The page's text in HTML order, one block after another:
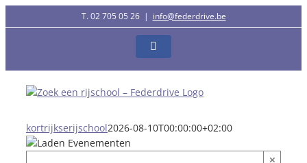
naar
T. 02 705 05 26 | info@federdrive.be
Facebook
kortrijkserijschool2026-08-10T00:00:00+02:00
×